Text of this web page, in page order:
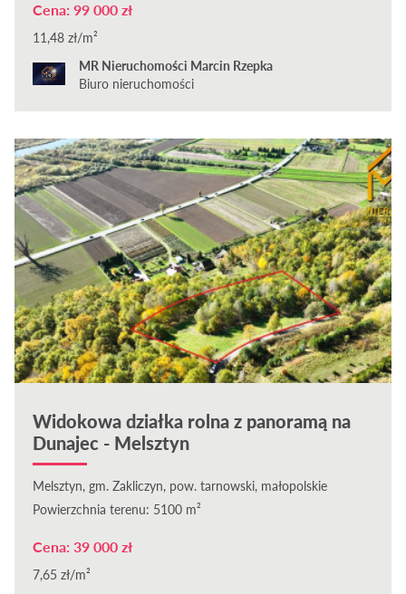
Cena: 99 000 zł
11,48 zł/m²
MR Nieruchomości Marcin Rzepka
Biuro nieruchomości
Widokowa działka rolna z panoramą na
Dunajec - Melsztyn
Melsztyn, gm. Zakliczyn, pow. tarnowski, małopolskie
Powierzchnia terenu: 5100 m²
Cena: 39 000 zł
7,65 zł/m²